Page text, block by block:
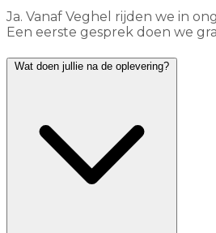
Ja. Vanaf Veghel rijden we in
Een eerste gesprek doen we
Wat doen jullie na de oplevering?